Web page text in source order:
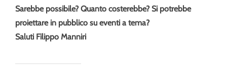
Sarebbe possibile? Quanto costerebbe? Si potrebbe
proiettare in pubblico su eventi a tema?
Saluti Filippo Manniri